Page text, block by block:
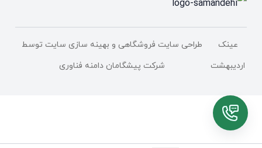
عینک
اردیبهشت
طراحی سایت فروشگاهی و بهینه سازی سایت توسط
شرکت پیشگامان دامنه فناوری